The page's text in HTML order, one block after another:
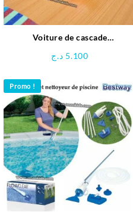
Voiture de cascade
5.100 د.ج
Promo !